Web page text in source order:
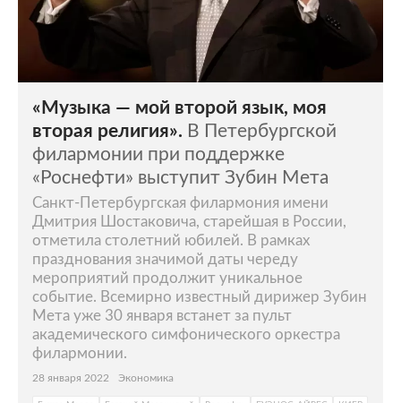
«Музыка — мой второй язык, моя
вторая религия». В Петербургской
филармонии при поддержке
«Роснефти» выступит Зубин Мета
Санкт-Петербургская филармония имени
Дмитрия Шостаковича, старейшая в России,
отметила столетний юбилей. В рамках
празднования значимой даты череду
мероприятий продолжит уникальное
событие. Всемирно известный дирижер Зубин
Мета уже 30 января встанет за пульт
академического симфонического оркестра
филармонии.
28 января 2022 Экономика